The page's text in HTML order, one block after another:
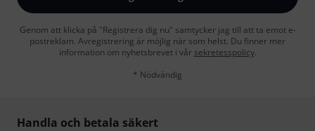
Genom att klicka på "Registrera dig nu" samtycker jag till att ta emot e-
postreklam. Avregistrering är möjlig när som helst. Du finner mer
information om nyhetsbrevet i vår sekretesspolicy.
* Nödvändig
Handla och betala säkert